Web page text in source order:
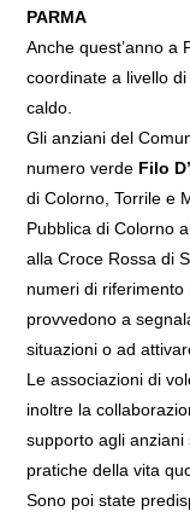
PARMA
Anche quest’anno a
coordinate a livello
caldo.
Gli anziani del
numero verde Filo
di Colorno, Torrile e
Pubblica di Colorno
alla Croce Rossa di
numeri di
provvedono a
situazioni o ad
Le associazioni di
inoltre la
supporto agli
pratiche della vita
Sono poi state